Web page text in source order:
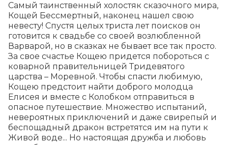
Самый таинственный холостяк сказочного мира,
Кощей Бессмертный, наконец нашел свою
невесту! Спустя целых триста лет поисков он
готовится к свадьбе со своей возлюбленной
Варварой, но в сказках не бывает все так просто.
За свое счастье Кощею придется побороться с
коварной правительницей Тридевятого
царства – Моревной. Чтобы спасти любимую,
Кощею предстоит найти доброго молодца
Елисея и вместе с Колобком отправиться в
опасное путешествие. Множество испытаний,
невероятных приключений и даже свирепый и
беспощадный дракон встретятся им на пути к
Живой воде... Но настоящая дружба и любовь